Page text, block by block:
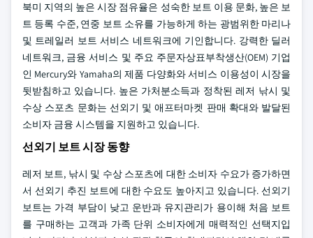
북미 지역의 높은 시장 점유율은 성숙한 보트 이용 문화, 높은 보
트 등록 수준, 연중 보트 소유를 가능하게 하는 광범위한 마리나
및 트레일러 보트 서비스 네트워크에 기인합니다. 강력한 딜러
네트워크, 금융 서비스 및 주요 주문자상표부착생산(OEM) 기업
인 Mercury와 Yamaha의 제품 다양화와 서비스 이용성이 시장을
뒷받침하고 있습니다. 높은 가처분소득과 정착된 레저 낚시 및
수상 스포츠 문화는 선외기 및 애프터마켓 판매 확대와 발달된
소비자 금융 시스템을 지원하고 있습니다.
선외기 보트 시장 동향
레저 보트, 낚시 및 수상 스포츠에 대한 소비자 수요가 증가하면
서 선외기 추진 보트에 대한 수요도 높아지고 있습니다. 선외기
보트는 가격 부담이 낮고 운반과 유지관리가 용이해 처음 보트
를 구매하는 고객과 가족 단위 소비자에게 매력적인 선택지입